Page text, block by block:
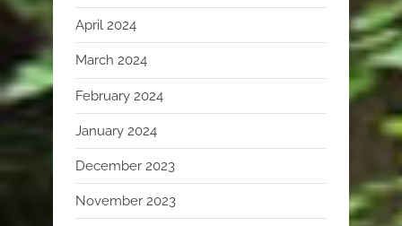
April 2024
March 2024
February 2024
January 2024
December 2023
November 2023